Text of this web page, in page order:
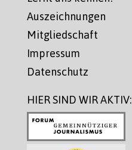
Auszeichnungen
Mitgliedschaft
Impressum
Datenschutz
HIER SIND WIR AKTIV: